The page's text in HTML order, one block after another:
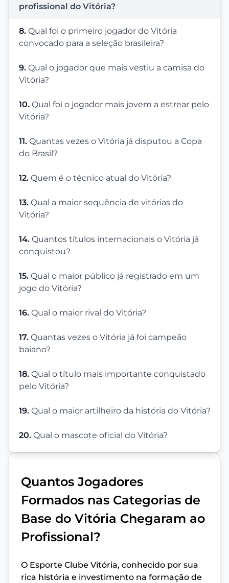
profissional do Vitória?
8. Qual foi o primeiro jogador do Vitória
convocado para a seleção brasileira?
9. Qual o jogador que mais vestiu a camisa do
Vitória?
10. Qual foi o jogador mais jovem a estrear pelo
Vitória?
11. Quantas vezes o Vitória já disputou a Copa
do Brasil?
12. Quem é o técnico atual do Vitória?
13. Qual a maior sequência de vitórias do
Vitória?
14. Quantos títulos internacionais o Vitória já
conquistou?
15. Qual o maior público já registrado em um
jogo do Vitória?
16. Qual o maior rival do Vitória?
17. Quantas vezes o Vitória já foi campeão
baiano?
18. Qual o título mais importante conquistado
pelo Vitória?
19. Qual o maior artilheiro da história do Vitória?
20. Qual o mascote oficial do Vitória?
Quantos Jogadores
Formados nas Categorias de
Base do Vitória Chegaram ao
Profissional?
O Esporte Clube Vitória, conhecido por sua
rica história e investimento na formação de